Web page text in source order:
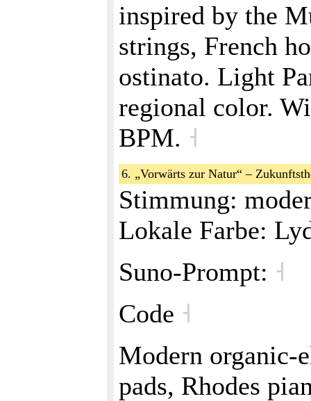
inspired by the
strings, French
ostinato. Light
regional color.
BPM. ˧
6. „Vorwärts zur Natur“ –
Stimmung:
Lokale Farbe:
Suno‑Prompt: ˧
Code ˧
Modern organic-
pads, Rhodes